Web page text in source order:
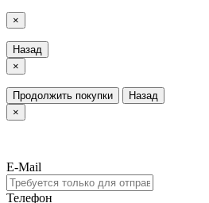
×
Назад
×
Продолжить покупки
Назад
×
E-Mail
Телефон